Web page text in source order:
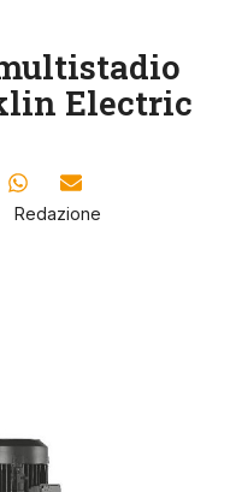
Electric
Redazione